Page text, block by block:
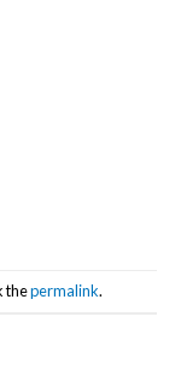
thepermalink.